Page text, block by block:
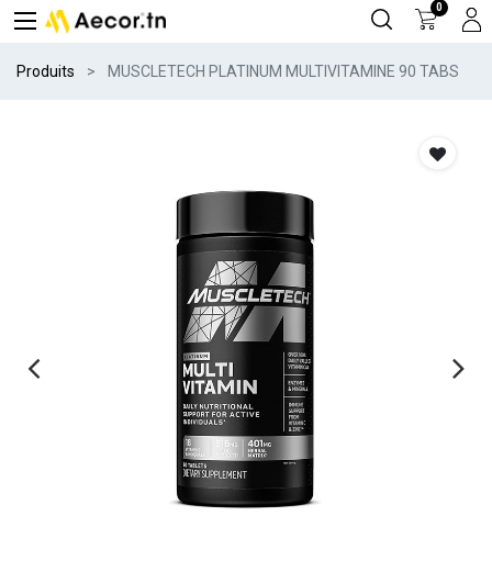
0
Produits MUSCLETECH PLATINUM MULTIVITAMINE 90 TABS